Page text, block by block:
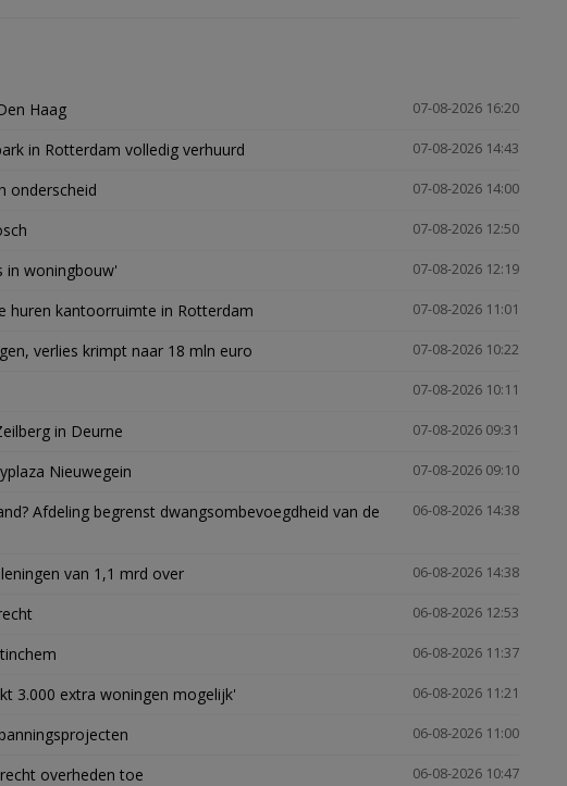
07-08-2026 16:20
Haag
07-08-2026 14:43
in Rotterdam volledig verhuurd
07-08-2026 14:00
onderscheid
07-08-2026 12:50
07-08-2026 12:19
in woningbouw'
07-08-2026 11:01
huren kantoorruimte in Rotterdam
07-08-2026 10:22
verlies krimpt naar 18 mln euro
07-08-2026 10:11
07-08-2026 09:31
in Deurne
07-08-2026 09:10
Nieuwegein
06-08-2026 14:38
Afdeling begrenst dwangsombevoegdheid van de
06-08-2026 14:38
van 1,1 mrd over
06-08-2026 12:53
06-08-2026 11:37
06-08-2026 11:21
3.000 extra woningen mogelijk'
06-08-2026 11:00
06-08-2026 10:47
overheden toe